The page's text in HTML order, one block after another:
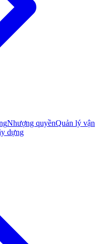
Nhượng quyềnQuản lý vận
dựng